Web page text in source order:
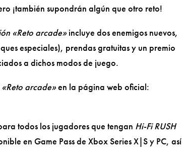
¡también supondrán algún que otro reto!
«Reto arcade»incluye dos enemigos nuevos,
especiales), prendas gratuitas y un premio
a dichos modos de juego.
arcade»en la página web oficial:
todos los jugadores que tengan Hi-Fi RUSH
en Game Pass de Xbox Series X|S y PC, así